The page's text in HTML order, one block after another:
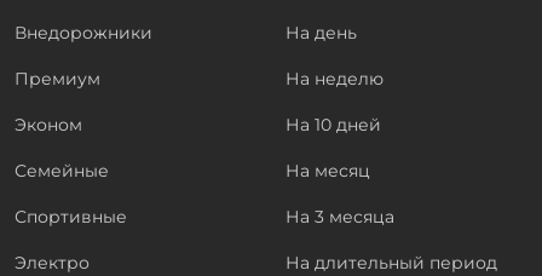
Внедорожники
Премиум
Эконом
Семейные
Спортивные
Электро
На день
На неделю
На 10 дней
На месяц
На 3 месяца
На длительный период